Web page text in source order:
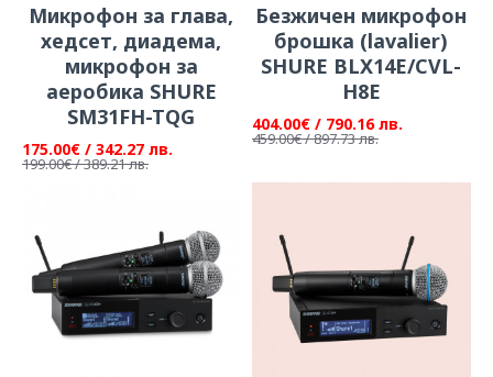
Микрофон за глава,
хедсет, диадема,
микрофон за
аеробика SHURE
SM31FH-TQG
175.00€ / 342.27 лв.
199.00€ / 389.21 лв.
Безжичен микрофон
брошка (lavalier)
SHURE BLX14E/CVL-
H8E
404.00€ / 790.16 лв.
459.00€ / 897.73 лв.